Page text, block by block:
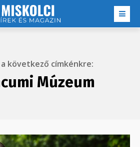
következő címkénkre:
Múzeum